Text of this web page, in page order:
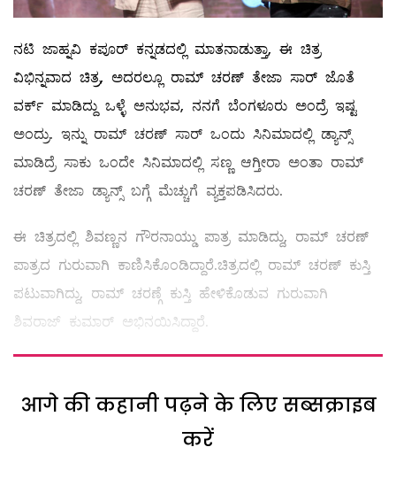
ನಟಿ ಜಾಹ್ನವಿ ಕಪೂರ್ ಕನ್ನಡದಲ್ಲಿ ಮಾತನಾಡುತ್ತಾ, ಈ ಚಿತ್ರ
ವಿಭಿನ್ನವಾದ ಚಿತ್ರ, ಅದರಲ್ಲೂ ರಾಮ್ ಚರಣ್ ತೇಜಾ ಸಾರ್ ಜೊತೆ
ವರ್ಕ್ ಮಾಡಿದ್ದು ಒಳ್ಳೆ ಅನುಭವ, ನನಗೆ ಬೆಂಗಳೂರು ಅಂದ್ರೆ ಇಷ್ಟ
ಅಂದ್ರು. ಇನ್ನು ರಾಮ್ ಚರಣ್ ಸಾರ್ ಒಂದು ಸಿನಿಮಾದಲ್ಲಿ ಡ್ಯಾನ್ಸ್
ಮಾಡಿದ್ರೆ ಸಾಕು ಒಂದೇ ಸಿನಿಮಾದಲ್ಲಿ ಸಣ್ಣ ಆಗ್ತೀರಾ ಅಂತಾ ರಾಮ್
ಚರಣ್ ತೇಜಾ ಡ್ಯಾನ್ಸ್ ಬಗ್ಗೆ ಮೆಚ್ಚುಗೆ ವ್ಯಕ್ತಪಡಿಸಿದರು.
ಈ ಚಿತ್ರದಲ್ಲಿ ಶಿವಣ್ಣನ ಗೌರನಾಯ್ಡು ಪಾತ್ರ ಮಾಡಿದ್ದು, ರಾಮ್ ಚರಣ್
ಪಾತ್ರದ ಗುರುವಾಗಿ ಕಾಣಿಸಿಕೊಂಡಿದ್ದಾರೆ.ಚಿತ್ರದಲ್ಲಿ ರಾಮ್‌ ಚರಣ್‌ ಕುಸ್ತಿ
ಪಟುವಾಗಿದ್ದು, ರಾಮ್ ಚರಣ್ಗೆ ಕುಸ್ತಿ ಹೇಳಿಕೊಡುವ ಗುರುವಾಗಿ
ಶಿವರಾಜ್ ಕುಮಾರ್ ಅಭಿನಯಿಸಿದ್ದಾರೆ.
आगे की कहानी पढ़ने के लिए सब्सक्राइब
करें